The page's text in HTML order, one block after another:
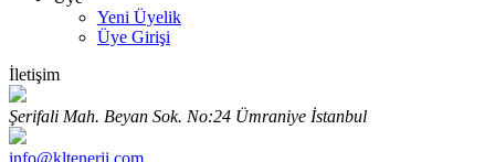
Yeni Üyelik
Üye Girişi
İletişim
Şerifali Mah. Beyan Sok. No:24 Ümraniye İstanbul
info@kltenerji.com